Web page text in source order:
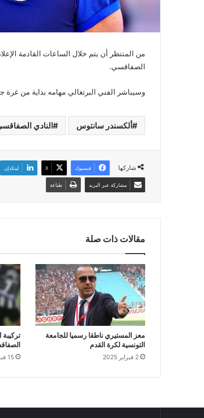
من المنتظر أن يتم خلال الساعات القادمة
الصفاقسي.
وسيباشر الفني البرتغالي مهامه بداية من غرة
ألكسندر سانتوس النادي
شاركها فيسبوك ‫X لينكدإن
مشاركة عبر البريد طباعة
مقالات ذات صلة
معز المستيري ناطقا رسميا للجامعة
التونسية لكرة القدم
2 فبراير 2025
تركيبة
15 فبراير 2025